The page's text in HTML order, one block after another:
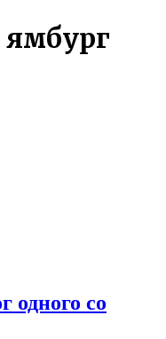
ямбург
одного со